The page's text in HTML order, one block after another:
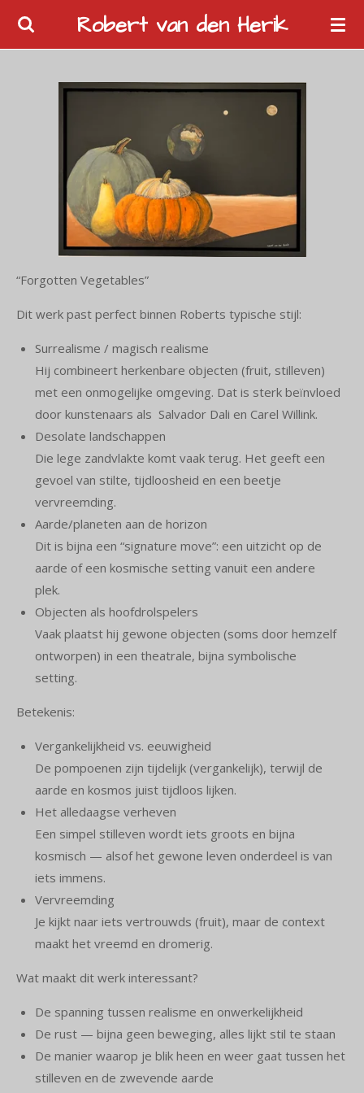
Ga
Robert van den Herik
“Forgotten Vegetables”
Dit werk past perfect binnen Roberts typische stijl:
Surrealisme / magisch realisme
Hij combineert herkenbare objecten (fruit, stilleven)
met een onmogelijke omgeving. Dat is sterk beïnvloed
door kunstenaars als Salvador Dali en Carel Willink.
Desolate landschappen
Die lege zandvlakte komt vaak terug. Het geeft een
gevoel van stilte, tijdloosheid en een beetje
vervreemding.
Aarde/planeten aan de horizon
Dit is bijna een “signature move”: een uitzicht op de
aarde of een kosmische setting vanuit een andere
plek.
Objecten als hoofdrolspelers
Vaak plaatst hij gewone objecten (soms door hemzelf
ontworpen) in een theatrale, bijna symbolische
setting.
Betekenis:
Vergankelijkheid vs. eeuwigheid
De pompoenen zijn tijdelijk (vergankelijk), terwijl de
aarde en kosmos juist tijdloos lijken.
Het alledaagse verheven
Een simpel stilleven wordt iets groots en bijna
kosmisch — alsof het gewone leven onderdeel is van
iets immens.
Vervreemding
Je kijkt naar iets vertrouwds (fruit), maar de context
maakt het vreemd en dromerig.
Wat maakt dit werk interessant?
De spanning tussen realisme en onwerkelijkheid
De rust — bijna geen beweging, alles lijkt stil te staan
De manier waarop je blik heen en weer gaat tussen het
stilleven en de zwevende aarde